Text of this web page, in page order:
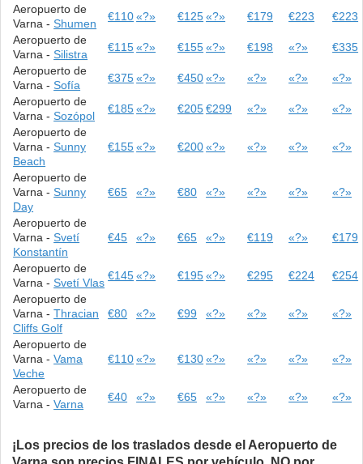
Aeropuerto de
Varna -Shumen
€110«?» €125«?» €179 €223
€223
Aeropuerto de
Varna -Silistra
€115«?» €155«?» €198 «?»
€335
Aeropuerto de
Varna -Sofía
€375«?» €450«?» «?» «?»
«?»
Aeropuerto de
Varna -Sozópol
€185«?» €205€299 «?» «?»
«?»
Aeropuerto de
Varna -Sunny
Beach
€155«?» €200«?» «?» «?» «?»
Aeropuerto de
Varna -Sunny
Day
€65 «?» €80 «?» «?» «?» «?»
Aeropuerto de
Varna -Svetí
Konstantín
€45 «?» €65 «?» €119 «?» €179
Aeropuerto de
Varna -Svetí Vlas
€145«?» €195«?» €295 €224
€254
Aeropuerto de
Varna -Thracian
Cliffs Golf
€80 «?» €99 «?» «?» «?» «?»
Aeropuerto de
Varna -Vama
Veche
€110«?» €130«?» «?» «?» «?»
Aeropuerto de
Varna -Varna
€40 «?» €65 «?» «?» «?» «?»
¡Los precios de los traslados desde el Aeropuerto de